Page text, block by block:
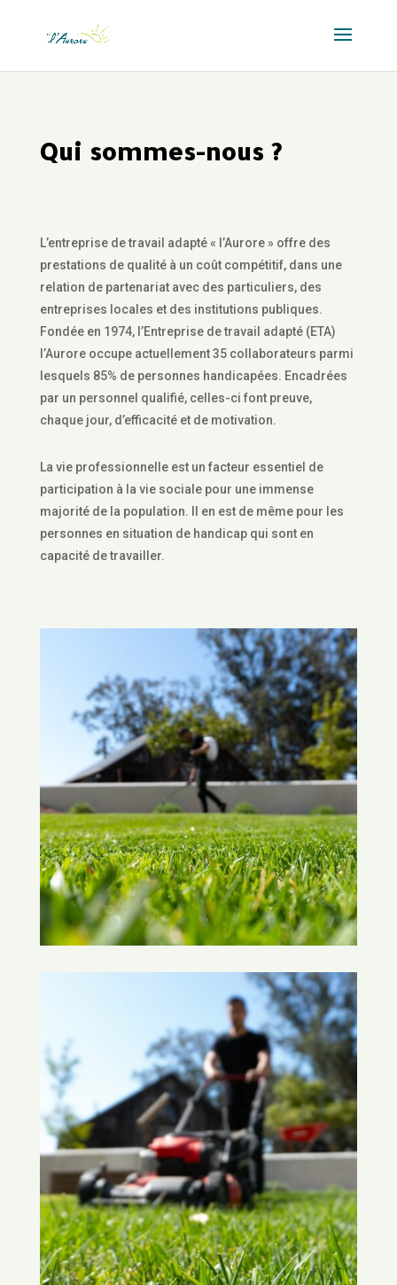
Qui sommes-nous ?
L’entreprise de travail adapté « l’Aurore » offre des
prestations de qualité à un coût compétitif, dans une
relation de partenariat avec des particuliers, des
entreprises locales et des institutions publiques.
Fondée en 1974, l’Entreprise de travail adapté (ETA)
l’Aurore occupe actuellement 35 collaborateurs parmi
lesquels 85% de personnes handicapées. Encadrées
par un personnel qualifié, celles-ci font preuve,
chaque jour, d’efficacité et de motivation.
La vie professionnelle est un facteur essentiel de
participation à la vie sociale pour une immense
majorité de la population. Il en est de même pour les
personnes en situation de handicap qui sont en
capacité de travailler.